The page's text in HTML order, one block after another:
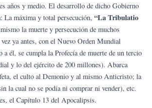
años y medio. El desarrollo de dicho Gobierno
La máxima y total persecución, “La Tribulatio
la muerte y persecución de muchos
ya antes, con el Nuevo Orden Mundial
a él, se cumpla la Profecía de muerte de un tercio
y lo del ejército de 200 millones). Abarca
el culto al Demonio y al mismo Anticristo; la
la cual no se podía ni comprar ni vender), etc.
el Capítulo 13 del Apocalipsis.